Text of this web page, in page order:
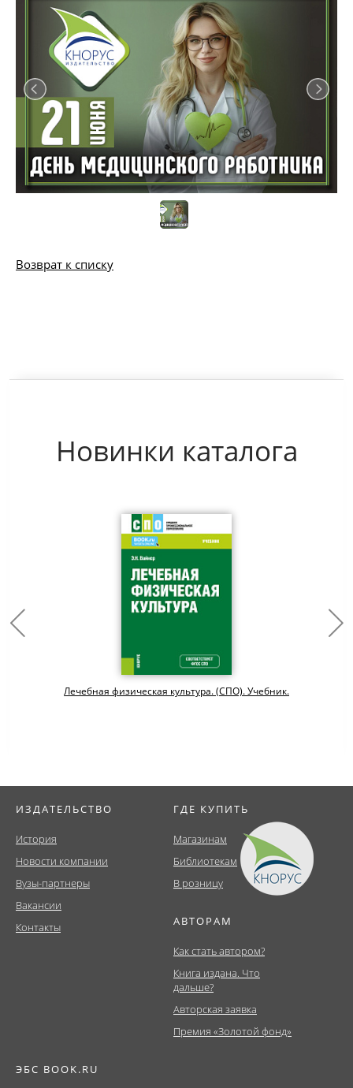
Возврат к списку
Новинки каталога
Лечебная физическая культура. (СПО). Учебник.
ИЗДАТЕЛЬСТВО
История
Новости компании
Вузы-партнеры
Вакансии
Контакты
ГДЕ КУПИТЬ
Магазинам
Библиотекам
В розницу
АВТОРАМ
Как стать автором?
Книга издана. Что
дальше?
Авторская заявка
Премия «Золотой фонд»
ЭБС BOOK.RU